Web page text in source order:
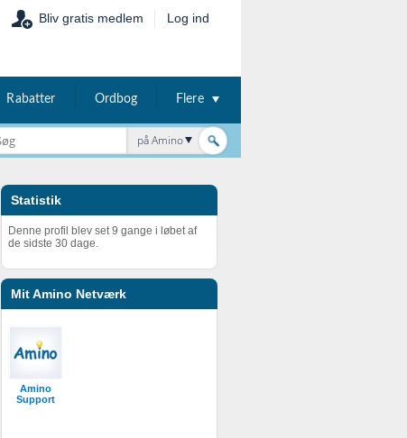
Bliv gratis medlem Log ind
Rabatter Ordbog Flere
på Amino
Statistik
Denne profil blev set 9 gange i løbet af
de sidste 30 dage.
Mit Amino Netværk
Amino
Support